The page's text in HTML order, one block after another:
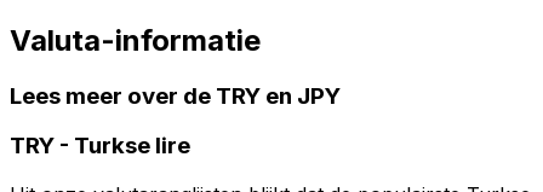
Valuta-informatie
Lees meer over de TRY en JPY
TRY - Turkse lire